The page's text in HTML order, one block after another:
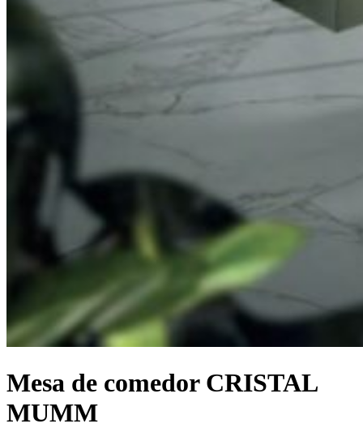
Mesa de comedor CRISTAL
MUMM